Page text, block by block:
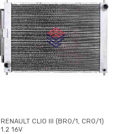
RENAULT CLIO III (BR0/1, CR0/1)
1.2 16V